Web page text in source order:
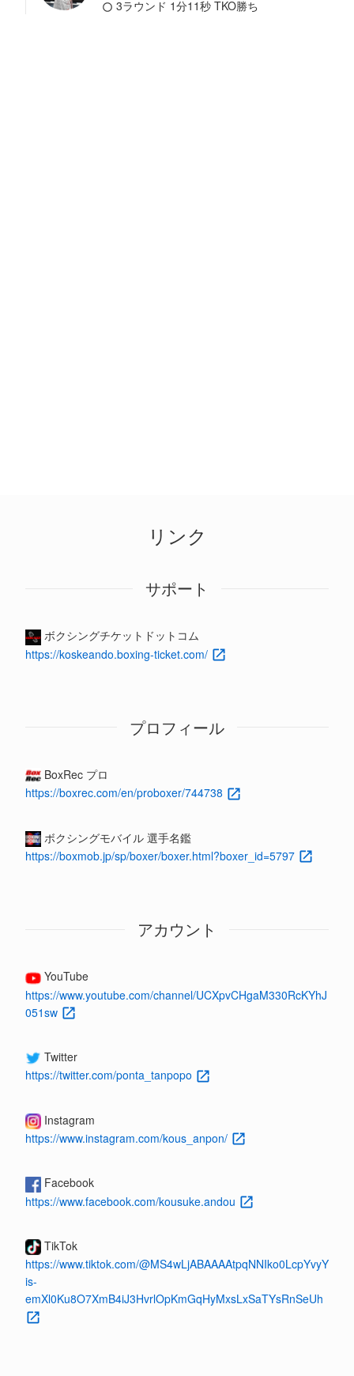
3ラウンド 1分11秒 TKO勝ち
リンク
サポート
ボクシングチケットドットコム
https://koskeando.boxing-ticket.com/
プロフィール
BoxRec プロ
https://boxrec.com/en/proboxer/744738
ボクシングモバイル 選手名鑑
https://boxmob.jp/sp/boxer/boxer.html?boxer_id=5797
アカウント
YouTube
https://www.youtube.com/channel/UCXpvCHgaM330RcKYhJ
051sw
Twitter
https://twitter.com/ponta_tanpopo
Instagram
https://www.instagram.com/kous_anpon/
Facebook
https://www.facebook.com/kousuke.andou
TikTok
https://www.tiktok.com/@MS4wLjABAAAAtpqNNIko0LcpYvyY
is-
emXl0Ku8O7XmB4iJ3HvrlOpKmGqHyMxsLxSaTYsRnSeUh